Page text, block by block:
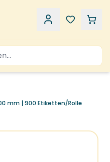
mm | 900 Etiketten/Rolle